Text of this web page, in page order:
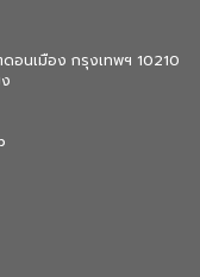
อนเมือง กรุงเทพฯ 10210